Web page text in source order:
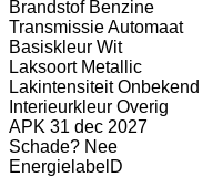
Brandstof Benzine
TransmissieAutomaat
Basiskleur Wit
Laksoort Metallic
Lakintensiteit Onbekend
Interieurkleur Overig
APK 31 dec 2027
Schade? Nee
Energielabel D